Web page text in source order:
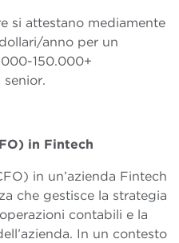
si attestano mediamente
anno per un
150.000+
in Fintech
in un’azienda Fintech
che gestisce la strategia
contabili e la
In un contesto